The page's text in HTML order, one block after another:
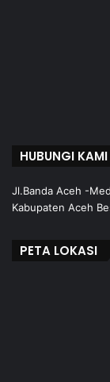
HUBUNGI KAMI
Jl.Banda Aceh -
Kabupaten Aceh
PETA LOKASI